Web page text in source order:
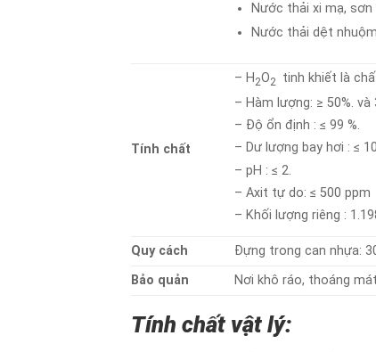
Nước thải xi mạ,
Nước thải dệt nhuộm
Tính chất
– H 2O2 tinh khiết là
– Hàm lượng: ≥ 50%.
– Độ ổn định : ≤ 99 %.
– Dư lượng bay hơi : ≤
– pH : ≤ 2.
– Axit tự do: ≤ 500 ppm
– Khối lượng riêng :
Quy cách
Đựng trong can nhựa:
Bảo quản
Nơi khô ráo, thoáng mát
Tính chất vật lý: